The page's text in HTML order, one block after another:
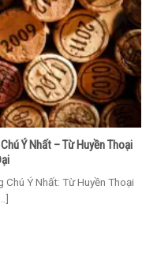
Ý Nhất – Từ Huyền Thoại
Ý Nhất: Từ Huyền Thoại